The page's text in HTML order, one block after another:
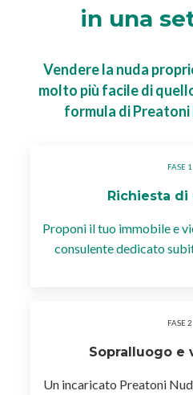
in una
Vendere la nuda
molto più facile di
formula di
Richiesta di
Proponi il tuo immobile e
consulentededicato
Sopralluogo e
Un incaricato Preatoni